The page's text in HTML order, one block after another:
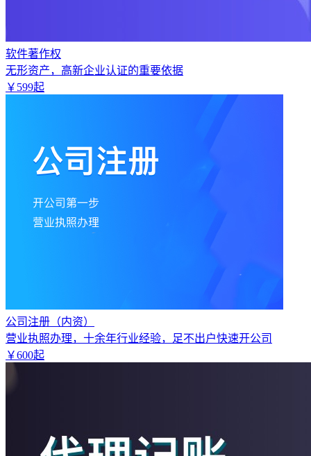
软件著作权
无形资产，高新企业认证的重要依据
￥ 599起
公司注册（内资）
营业执照办理，十余年行业经验，足不出户快速开公司
￥600起